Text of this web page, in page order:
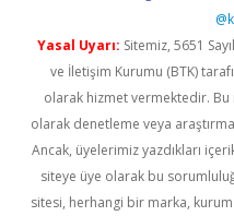
Yasal Uyarı: Sitemiz, 5651
ve İletişim Kurumu (BTK)
olarak hizmet vermektedir.
olarak denetleme veya
Ancak, üyelerimiz yazdıkları
siteye üye olarak bu
sitesi, herhangi bir marka, kurum